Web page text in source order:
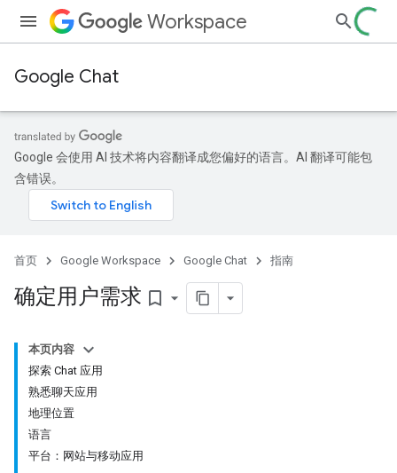
Workspace
Google Chat
Google 会使用 AI 技术将内容翻译成您偏好的语言。AI 翻译可能包
含错误。
首页 Google Workspace Google Chat 指南
确定用户需求 bookmark_border
本页内容
探索 Chat 应用
熟悉聊天应用
地理位置
语言
平台：网站与移动应用